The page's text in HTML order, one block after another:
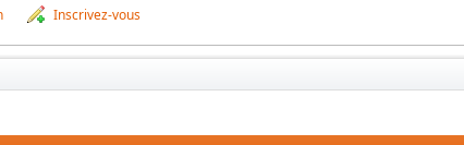
Inscrivez-vous